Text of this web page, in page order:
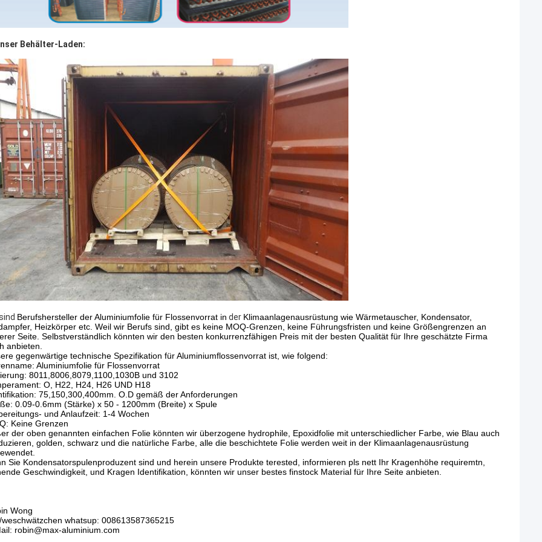
Behälter-Laden:
Berufshersteller der Aluminiumfolie für Flossenvorrat in der Klimaanlagenausrüstung wie Wärmetauscher, Kondensator,
Heizkörper etc. Weil wir Berufs sind, gibt es keine MOQ-Grenzen, keine Führungsfristen und keine Größengrenzen an
Seite. Selbstverständlich könnten wir den besten konkurrenzfähigen Preis mit der besten Qualität für Ihre geschätzte Firma
anbieten.
gegenwärtige technische Spezifikation für Aluminiumflossenvorrat ist, wie folgend:
Aluminiumfolie für Flossenvorrat
8011,8006,8079,1100,1030B und 3102
O, H22, H24, H26 UND H18
75,150,300,400mm. O.D gemäß der Anforderungen
0.09-0.6mm (Stärke) x 50 - 1200mm (Breite) x Spule
und Anlaufzeit: 1-4 Wochen
Keine Grenzen
der oben genannten einfachen Folie könnten wir überzogene hydrophile, Epoxidfolie mit unterschiedlicher Farbe, wie Blau auch
golden, schwarz und die natürliche Farbe, alle die beschichtete Folie werden weit in der Klimaanlagenausrüstung
Sie Kondensatorspulenproduzent sind und herein unsere Produkte terested, informieren pls nett Ihr Kragenhöhe requiremtn,
Geschwindigkeit, und Kragen Identifikation, könnten wir unser bestes finstock Material für Ihre Seite anbieten.
Wong
weschwätzchen whatsup: 008613587365215
robin@max-aluminium.com